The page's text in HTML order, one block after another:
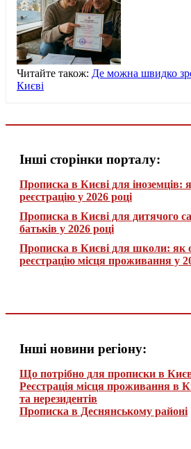
Читайте також: Де можна швидко
Києві
Інші сторінки порталу:
Прописка в Києві для іноземців:
реєстрацію у 2026 році
Прописка в Києві для дитячого
батьків у 2026 році
Прописка в Києві для школи: як
реєстрацію місця проживання у
Інші новини регіону:
Що потрібно для прописки в
Реєстрація місця проживання в
та нерезидентів
Прописка в Деснянському районі